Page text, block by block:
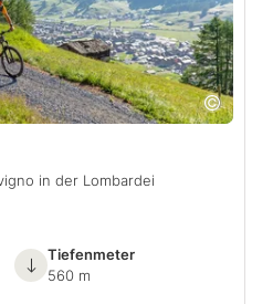
in der Lombardei
Tiefenmeter
560 m